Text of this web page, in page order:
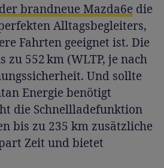
der brandneue Mazda6e die
Alltagsbegleiters,
Fahrten geeignet ist. Die
zu 552 km (WLTP, je nach
Und sollte
Energie benötigt
die Schnellladefunktion
bis zu 235 km zusätzliche
Zeit und bietet